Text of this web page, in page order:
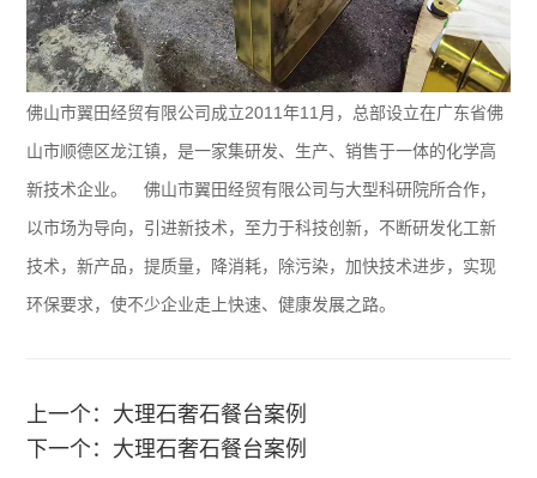
佛山市翼田经贸有限公司成立2011年11月，总部设立在广东省佛
山市顺德区龙江镇，是一家集研发、生产、销售于一体的化学高
新技术企业。 佛山市翼田经贸有限公司与大型科研院所合作，
以市场为导向，引进新技术，至力于科技创新，不断研发化工新
技术，新产品，提质量，降消耗，除污染，加快技术进步，实现
环保要求，使不少企业走上快速、健康发展之路。
上一个：大理石奢石餐台案例
下一个：大理石奢石餐台案例